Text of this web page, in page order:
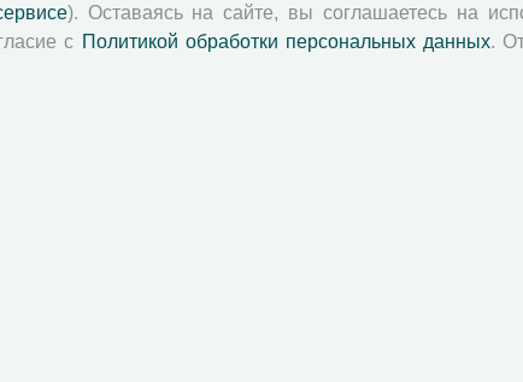
Социальное
Юный
). Оставаясь на сайте, вы соглашаетесь на
с Политикой обработки персональных данных.